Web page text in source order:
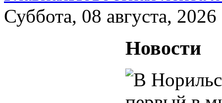
Суббота, 08 августа, 2026
Новости